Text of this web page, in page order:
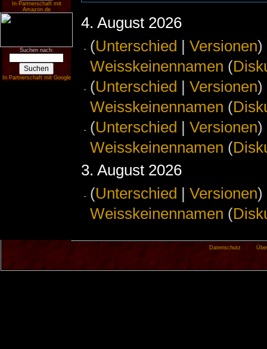
In Partnerschaft mit
Amazon.de
Suchen nach:
In Partnerschaft mit Google
4. August 2026
(Unterschied | Versionen)
Weisskeinennamen (
(Unterschied | Versionen)
Weisskeinennamen (
(Unterschied | Versionen)
Weisskeinennamen (
3. August 2026
(Unterschied | Versionen)
Weisskeinennamen (
Datenschutz